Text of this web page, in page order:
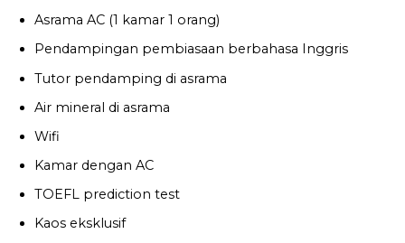
Asrama AC (1 kamar 1 orang)
Pendampingan pembiasaan berbahasa Inggris
Tutor pendamping di asrama
Air mineral di asrama
Wifi
Kamar dengan AC
TOEFL prediction test
Kaos eksklusif